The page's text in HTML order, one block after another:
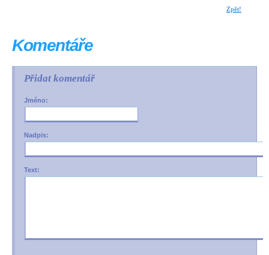
Zpět!
Komentáře
Přidat komentář
Jméno:
Nadpis:
Text: